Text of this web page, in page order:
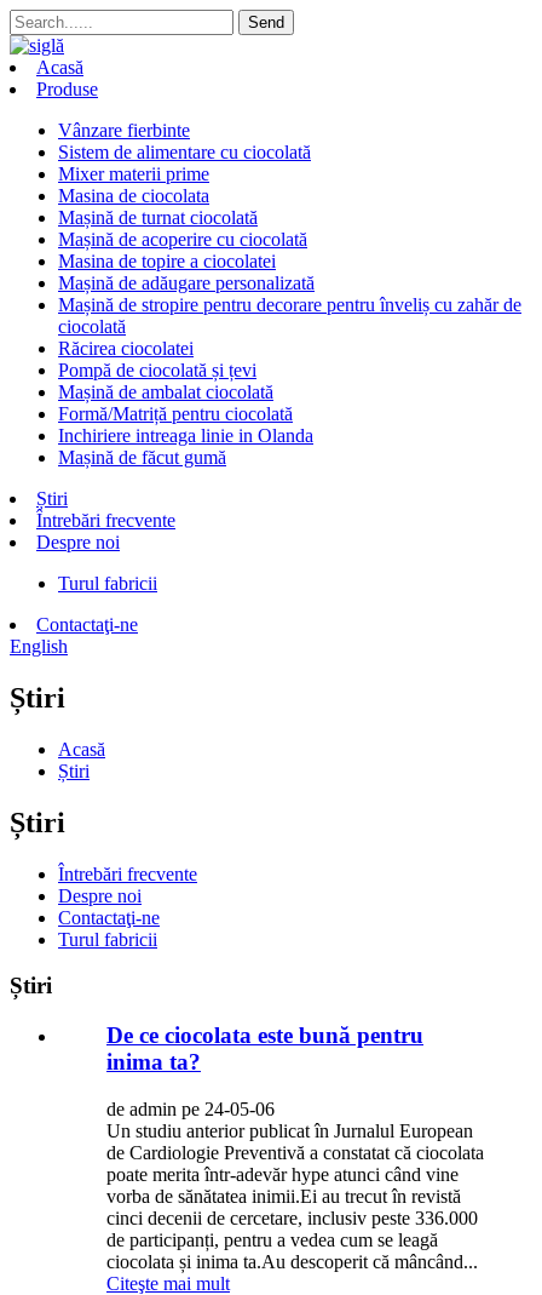
Acasă
Produse
Vânzare fierbinte
Sistem de alimentare cu ciocolată
Mixer materii prime
Masina de ciocolata
Mașină de turnat ciocolată
Mașină de acoperire cu ciocolată
Masina de topire a ciocolatei
Mașină de adăugare personalizată
Mașină de stropire pentru decorare pentru înveliș cu zahăr de
ciocolată
Răcirea ciocolatei
Pompă de ciocolată și țevi
Mașină de ambalat ciocolată
Formă/Matriță pentru ciocolată
Inchiriere intreaga linie in Olanda
Mașină de făcut gumă
Știri
Întrebări frecvente
Despre noi
Turul fabricii
Contactaţi-ne
English
Știri
Acasă
Știri
Știri
Întrebări frecvente
Despre noi
Contactaţi-ne
Turul fabricii
Știri
De ce ciocolata este bună pentru
inima ta?
de admin pe 24-05-06
Un studiu anterior publicat în Jurnalul European
de Cardiologie Preventivă a constatat că ciocolata
poate merita într-adevăr hype atunci când vine
vorba de sănătatea inimii.Ei au trecut în revistă
cinci decenii de cercetare, inclusiv peste 336.000
de participanți, pentru a vedea cum se leagă
ciocolata și inima ta.Au descoperit că mâncând...
Citeşte mai mult